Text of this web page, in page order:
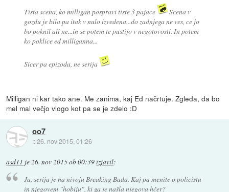
Tista scena, ko milligan pospravi tiste 3 pajace
Scena v
gozdu je bila pa itak v nulo izvedena...do zadnjega ne ves, ce jo
bo poknil ali ne...in se potem te pustijo v negotovosti. In potem
ko poklice ed milliganna...
Sicer pa epizoda, ne serija
Milligan ni kar tako ane. Me zanima, kaj Ed načrtuje. Zgleda, da bo
mel mal večjo vlogo kot pa se je zdelo :D
oo7
::26. nov 2015, 01:26
asd11 je26. nov 2015 ob 00:39izjavil:
Ja, serija je na nivoju Breaking Bada. Kaj pa menite o policistu
in njegovem "hobiju", ki ga je našla njegova hčer?